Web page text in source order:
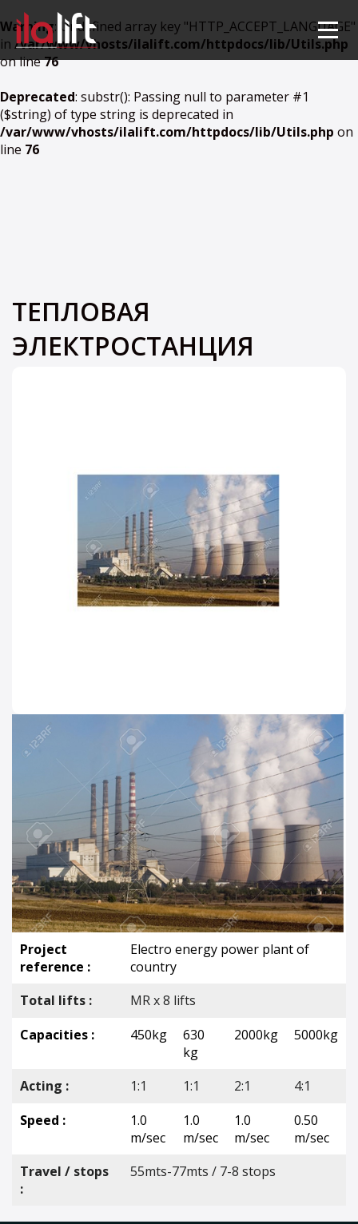
Warning: Undefined array key "HTTP_ACCEPT_LANGUAGE"
in /var/www/vhosts/ilalift.com/httpdocs/lib/Utils.php
on line76
Deprecated: substr(): Passing null to parameter #1
($string) of type string is deprecated in
/var/www/vhosts/ilalift.com/httpdocs/lib/Utils.php on
line 76
ТЕПЛОВАЯ
ЭЛЕКТРОСТАНЦИЯ
Project
reference :
Electro energy power plant of
country
Total lifts :
MR x 8 lifts
Capacities :
450kg
630
kg
2000kg 5000kg
Acting : 1:1 1:1 2:1
4:1
Speed :
1.0
m/sec
1.0
m/sec
1.0
m/sec
0.50
m/sec
Travel / stops
:
55mts-77mts / 7-8 stops